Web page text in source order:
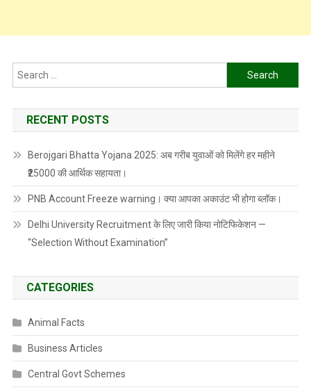
Search
for:
RECENT POSTS
Berojgari Bhatta Yojana 2025: अब गरीब युवाओं को मिलेंगे हर महीने
₹25000 की आर्थिक सहायता।
PNB Account Freeze warning। क्या आपका अकाउंट भी होगा ब्लॉक।
Delhi University Recruitment के लिए जारी किया नोटिफिकेशन —
“Selection Without Examination”
CATEGORIES
Animal Facts
Business Articles
Central Govt Schemes